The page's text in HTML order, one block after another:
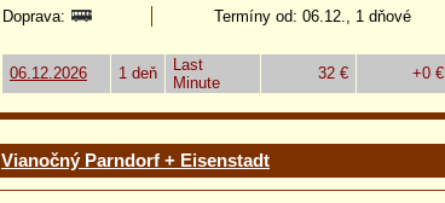
Doprava:
Termíny od: 06.12., 1 dňové
06.12.2026 1 deň
Last
Minute
32 € +0 €
Vianočný Parndorf + Eisenstadt